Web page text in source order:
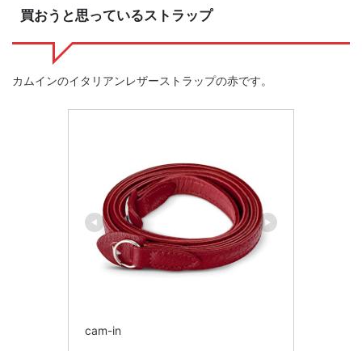
買おうと思っているストラップ
カムインのイタリアンレザーストラップの赤です。
cam-in